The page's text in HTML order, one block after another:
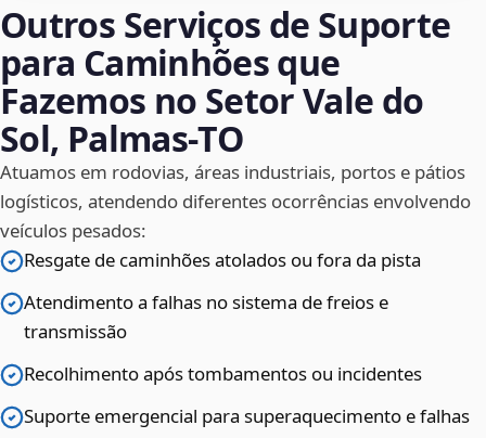
Outros Serviços de Suporte
para Caminhões que
Fazemos no Setor Vale do
Sol, Palmas‑TO
Atuamos em rodovias, áreas industriais, portos e pátios
logísticos, atendendo diferentes ocorrências envolvendo
veículos pesados:
Resgate de caminhões atolados ou fora da pista
Atendimento a falhas no sistema de freios e
transmissão
Recolhimento após tombamentos ou incidentes
Suporte emergencial para superaquecimento e falhas